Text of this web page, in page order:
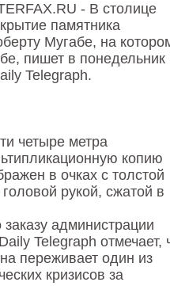
- В столице
памятника
Мугабе, на
пишет в понедельник
Telegraph.
четыре метра
копию
в очках с толстой
рукой, сжатой в
администрации
Telegraph отмечает,
переживает один из
кризисов за